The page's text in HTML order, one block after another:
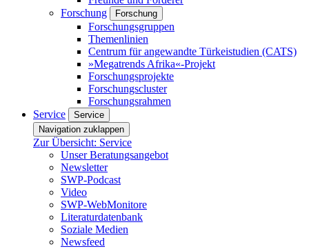
Forschung
Forschung
Forschungsgruppen
Themenlinien
Centrum für angewandte Türkeistudien (CATS)
»Megatrends Afrika«-Projekt
Forschungsprojekte
Forschungscluster
Forschungsrahmen
Service
Service
Navigation zuklappen
Zur Übersicht: Service
Unser Beratungsangebot
Newsletter
SWP-Podcast
Video
SWP-WebMonitore
Literaturdatenbank
Soziale Medien
Newsfeed